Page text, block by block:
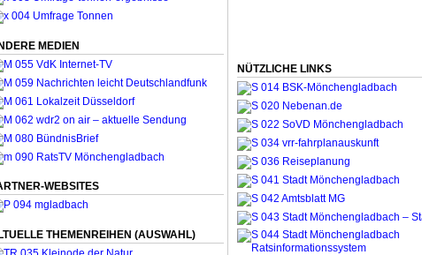
MEDIEN
WEBSITES
THEMENREIHEN (AUSWAHL)
NÜTZLICHE LINKS